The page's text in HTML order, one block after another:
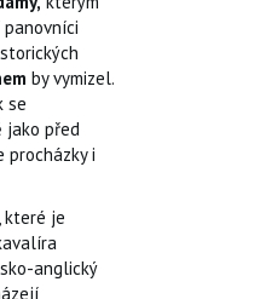
by vymizel.
se
jako před
procházky i
které je
anglický